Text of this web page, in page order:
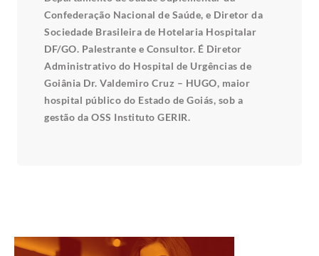
Confederação Nacional de Saúde, e Diretor da
Sociedade Brasileira de Hotelaria Hospitalar
DF/GO. Palestrante e Consultor. É Diretor
Administrativo do Hospital de Urgências de
Goiânia Dr. Valdemiro Cruz – HUGO, maior
hospital público do Estado de Goiás, sob a
gestão da OSS Instituto GERIR.